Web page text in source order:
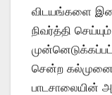
விடயங்களை
நிவர்த்தி
சென்ற கல்முனை
பாடசாலையின்